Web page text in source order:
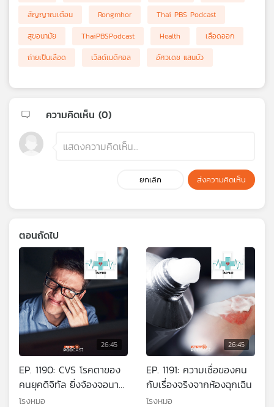
สัญญาณเตือน
Rongmhor
Thai PBS Podcast
สุขอนามัย
ThaiPBSPodcast Health
เลือดออก
ถ่ายเป็นเลือด
เวิลด์เมดิคอล อัศวเดช แสนบัว
ความคิดเห็น (0)
ยกเลิก ส่งความคิดเห็น
ตอนถัดไป
26:45
EP. 1190: CVS โรคตาของ
คนยุคดิจิทัล ยิ่งจ้องจอนาน
ยิ่งเสี่ยงเป็นเยอะ
โรงหมอ
26:45
EP. 1191: ความเชื่อของคน
กับเรื่องจริงจากห้องฉุกเฉิน
โรงหมอ